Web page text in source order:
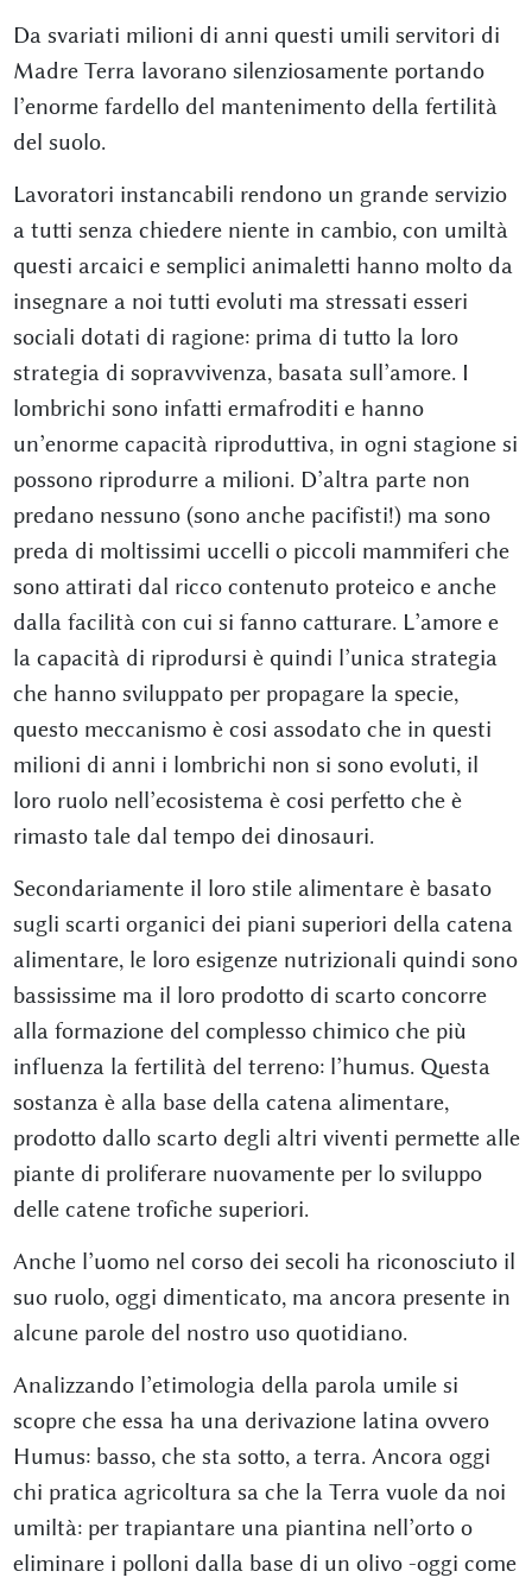
Da svariati milioni di anni questi umili servitori di
Madre Terra lavorano silenziosamente portando
l’enorme fardello del mantenimento della fertilità
del suolo.
Lavoratori instancabili rendono un grande servizio
a tutti senza chiedere niente in cambio, con umiltà
questi arcaici e semplici animaletti hanno molto da
insegnare a noi tutti evoluti ma stressati esseri
sociali dotati di ragione: prima di tutto la loro
strategia di sopravvivenza, basata sull’amore. I
lombrichi sono infatti ermafroditi e hanno
un’enorme capacità riproduttiva, in ogni stagione si
possono riprodurre a milioni. D’altra parte non
predano nessuno (sono anche pacifisti!) ma sono
preda di moltissimi uccelli o piccoli mammiferi che
sono attirati dal ricco contenuto proteico e anche
dalla facilità con cui si fanno catturare. L’amore e
la capacità di riprodursi è quindi l’unica strategia
che hanno sviluppato per propagare la specie,
questo meccanismo è cosi assodato che in questi
milioni di anni i lombrichi non si sono evoluti, il
loro ruolo nell’ecosistema è cosi perfetto che è
rimasto tale dal tempo dei dinosauri.
Secondariamente il loro stile alimentare è basato
sugli scarti organici dei piani superiori della catena
alimentare, le loro esigenze nutrizionali quindi sono
bassissime ma il loro prodotto di scarto concorre
alla formazione del complesso chimico che più
influenza la fertilità del terreno: l’humus. Questa
sostanza è alla base della catena alimentare,
prodotto dallo scarto degli altri viventi permette alle
piante di proliferare nuovamente per lo sviluppo
delle catene trofiche superiori.
Anche l’uomo nel corso dei secoli ha riconosciuto il
suo ruolo, oggi dimenticato, ma ancora presente in
alcune parole del nostro uso quotidiano.
Analizzando l’etimologia della parola umile si
scopre che essa ha una derivazione latina ovvero
Humus: basso, che sta sotto, a terra. Ancora oggi
chi pratica agricoltura sa che la Terra vuole da noi
umiltà: per trapiantare una piantina nell’orto o
eliminare i polloni dalla base di un olivo -oggi come